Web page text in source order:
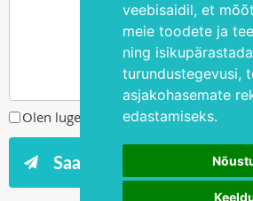
veebisaidil, et
meie toodete ja
ning isikupärastada
turundustegevusi,
asjakohasemate
edastamiseks.
Olen lugenud ja nõustun